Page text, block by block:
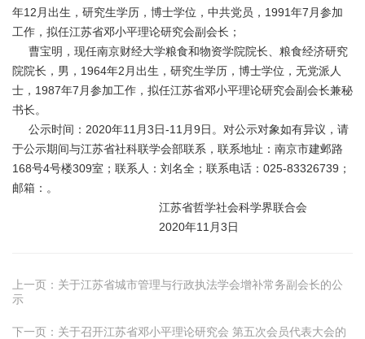
年12月出生，研究生学历，博士学位，中共党员，1991年7月参加
工作，拟任江苏省邓小平理论研究会副会长；
曹宝明，现任南京财经大学粮食和物资学院院长、粮食经济研究
院院长，男，1964年2月出生，研究生学历，博士学位，无党派人
士，1987年7月参加工作，拟任江苏省邓小平理论研究会副会长兼秘
书长。
公示时间：2020年11月3日-11月9日。对公示对象如有异议，请
于公示期间与江苏省社科联学会部联系，联系地址：南京市建邺路
168号4号楼309室；联系人：刘名全；联系电话：025-83326739；
邮箱：。
江苏省哲学社会科学界联合会
2020年11月3日
上一页： 关于江苏省城市管理与行政执法学会增补常务副会长的公
示
下一页： 关于召开江苏省邓小平理论研究会 第五次会员代表大会的